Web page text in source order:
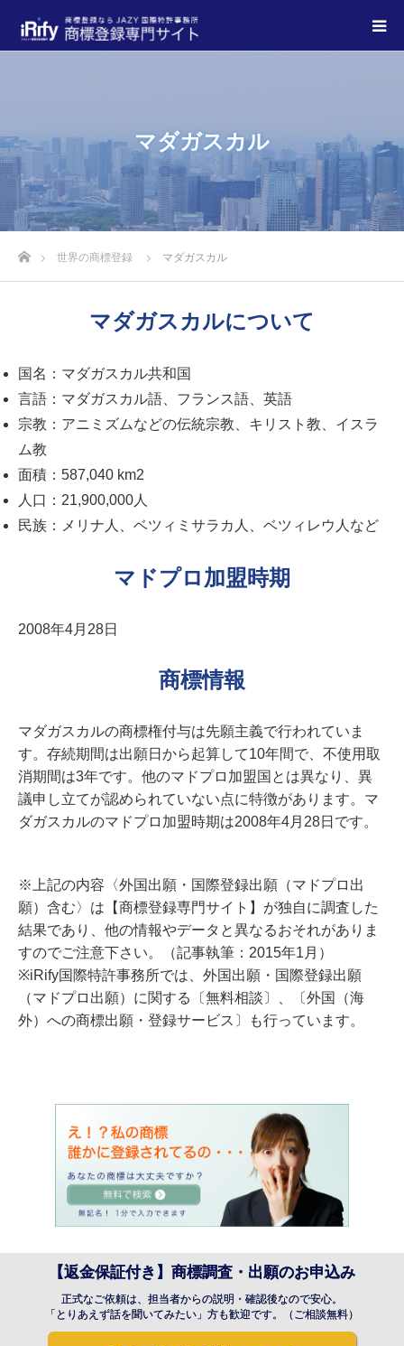
マダガスカル
世界の商標登録 マダガスカル
マダガスカルについて
国名：マダガスカル共和国
言語：マダガスカル語、フランス語、英語
宗教：アニミズムなどの伝統宗教、キリスト教、イスラ
ム教
面積：587,040 km2
人口：21,900,000人
民族：メリナ人、ベツィミサラカ人、ベツィレウ人など
マドプロ加盟時期
2008年4月28日
商標情報
マダガスカルの商標権付与は先願主義で行われていま
す。存続期間は出願日から起算して10年間で、不使用取
消期間は3年です。他のマドプロ加盟国とは異なり、異
議申し立てが認められていない点に特徴があります。マ
ダガスカルのマドプロ加盟時期は2008年4月28日です。
※上記の内容〈外国出願・国際登録出願（マドプロ出
願）含む〉は【商標登録専門サイト】が独自に調査した
結果であり、他の情報やデータと異なるおそれがありま
すのでご注意下さい。（記事執筆：2015年1月）
※iRify国際特許事務所では、外国出願・国際登録出願
（マドプロ出願）に関する〔無料相談〕、〔外国（海
外）への商標出願・登録サービス〕も行っています。
【返金保証付き】商標調査・出願のお申込み
正式なご依頼は、担当者からの説明・確認後なので安心。
「とりあえず話を聞いてみたい」方も歓迎です。（ご相談無料）